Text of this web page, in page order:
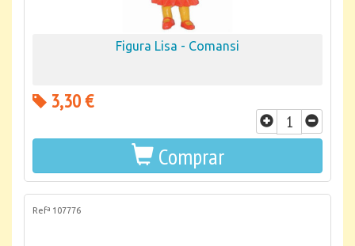
Figura Lisa - Comansi
3,30 €
Comprar
Refª 107776